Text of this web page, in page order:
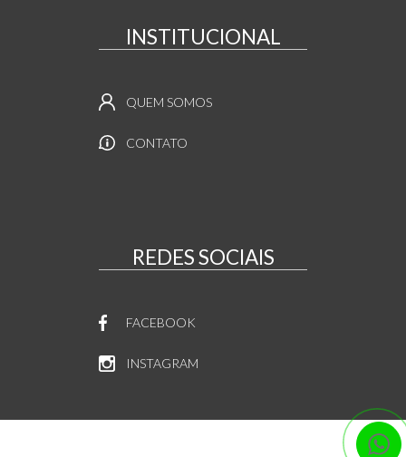
INSTITUCIONAL
QUEM SOMOS
CONTATO
REDES SOCIAIS
FACEBOOK
INSTAGRAM